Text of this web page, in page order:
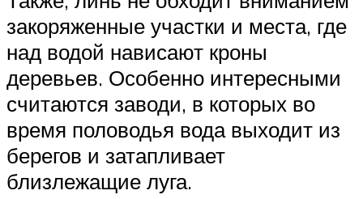
закоряженные участки и места, где
над водой нависают кроны
деревьев. Особенно интересными
считаются заводи, в которых во
время половодья вода выходит из
берегов и затапливает
близлежащие луга.